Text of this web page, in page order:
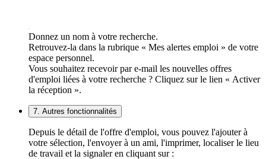
Donnez un nom à votre recherche.
Retrouvez-la dans la rubrique « Mes alertes emploi » de votre
espace personnel.
Vous souhaitez recevoir par e-mail les nouvelles offres
d'emploi liées à votre recherche ? Cliquez sur le lien « Activer
la réception ».
7. Autres fonctionnalités
Depuis le détail de l'offre d'emploi, vous pouvez l'ajouter à
votre sélection, l'envoyer à un ami, l'imprimer, localiser le lieu
de travail et la signaler en cliquant sur :